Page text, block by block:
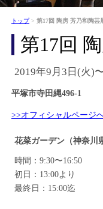
トップ> 第17回 陶房 芳乃和陶芸
第17回
2019年9月3日(火)
平塚市寺田縄496-1
>>オフィシャルページ
花菜ガーデン（神奈川
時間：9:30〜16:50
初日：13:00より
最終日：15:00迄